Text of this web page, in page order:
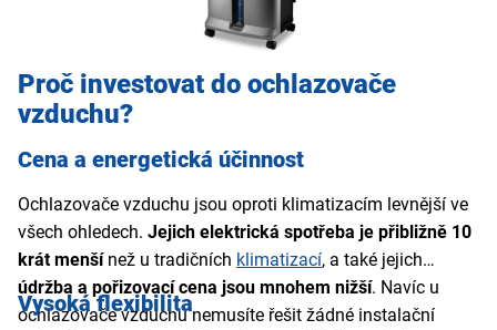
Proč investovat do ochlazovače
vzduchu?
Cena a energetická účinnost
Ochlazovače vzduchu jsou oproti klimatizacím levnější ve
všech ohledech. Jejich elektrická spotřeba je přibližně 10
krát menšínež u tradičních klimatizací, a také jejich
údržba a pořizovací cena jsou mnohem nižší. Navíc u
ochlazovače vzduchu nemusíte řešit žádné instalační
Vysoká flexibilita